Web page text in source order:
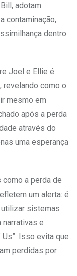
adotam
contaminação,
dentro
Joel e Ellie é
revelando como o
mesmo em
após a perda
através do
uma esperança
a perda de
um alerta: é
sistemas
narrativas e
Isso evita que
perdidas por